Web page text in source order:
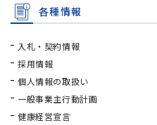
各種情報
入札・契約情報
採用情報
個人情報の取扱い
一般事業主行動計画
健康経営宣言